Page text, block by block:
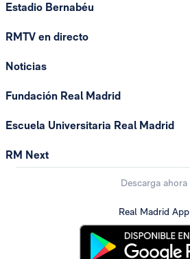
Estadio Bernabéu
RMTV en directo
Noticias
Fundación Real Madrid
Escuela Universitaria Real Madrid
RM Next
Descarga ahora
Real Madrid App